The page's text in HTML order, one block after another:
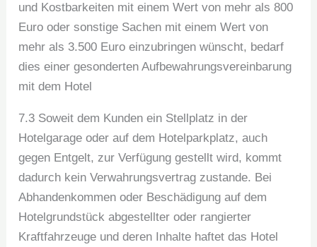
und Kostbarkeiten mit einem Wert von mehr als 800
Euro oder sonstige Sachen mit einem Wert von
mehr als 3.500 Euro einzubringen wünscht, bedarf
dies einer gesonderten Aufbewahrungsvereinbarung
mit dem Hotel
7.3 Soweit dem Kunden ein Stellplatz in der
Hotelgarage oder auf dem Hotelparkplatz, auch
gegen Entgelt, zur Verfügung gestellt wird, kommt
dadurch kein Verwahrungsvertrag zustande. Bei
Abhandenkommen oder Beschädigung auf dem
Hotelgrundstück abgestellter oder rangierter
Kraftfahrzeuge und deren Inhalte haftet das Hotel